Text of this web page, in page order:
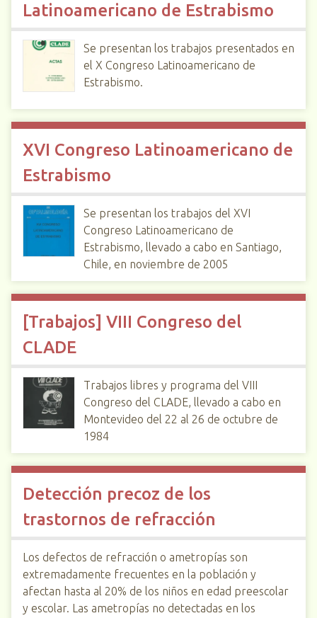
Latinoamericano de Estrabismo
Se presentan los trabajos presentados en
el X Congreso Latinoamericano de
Estrabismo.
XVI Congreso Latinoamericano de
Estrabismo
Se presentan los trabajos del XVI
Congreso Latinoamericano de
Estrabismo, llevado a cabo en Santiago,
Chile, en noviembre de 2005
[Trabajos] VIII Congreso del
CLADE
Trabajos libres y programa del VIII
Congreso del CLADE, llevado a cabo en
Montevideo del 22 al 26 de octubre de
1984
Detección precoz de los
trastornos de refracción
Los defectos de refracción o ametropías son
extremadamente frecuentes en la población y
afectan hasta al 20% de los niños en edad preescolar
y escolar. Las ametropías no detectadas en los